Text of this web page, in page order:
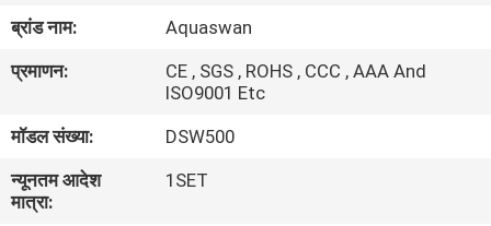
हमारे
बारे
कारखाना
भ्रमण
ब्रांड नाम:
Aquaswan
प्रमाणन:
CE , SGS , ROHS , CCC , AAA And
ISO9001 Etc
मॉडल संख्या:
DSW500
न्यूनतम आदेश
मात्रा:
1SET